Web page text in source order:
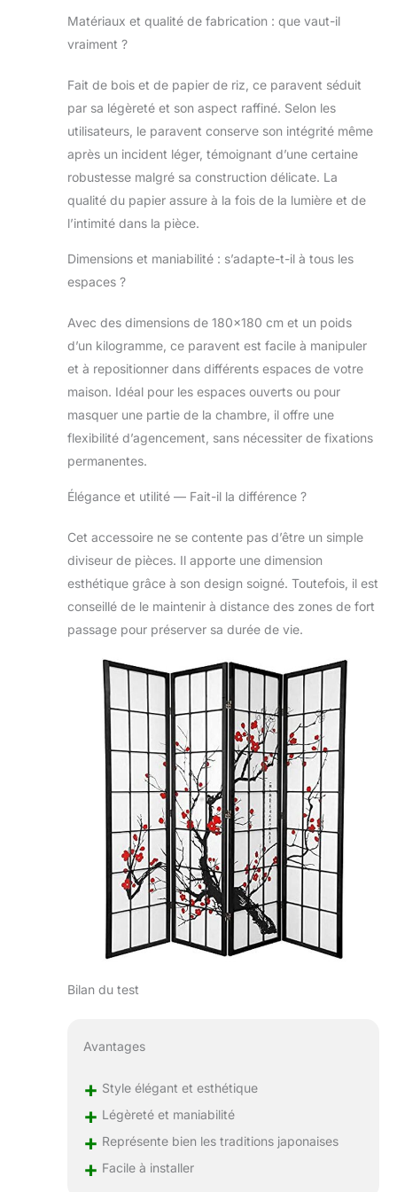
Matériaux et qualité de fabrication : que vaut-il
vraiment ?
Fait de bois et de papier de riz, ce paravent séduit
par sa légèreté et son aspect raffiné. Selon les
utilisateurs, le paravent conserve son intégrité même
après un incident léger, témoignant d’une certaine
robustesse malgré sa construction délicate. La
qualité du papier assure à la fois de la lumière et de
l’intimité dans la pièce.
Dimensions et maniabilité : s’adapte-t-il à tous les
espaces ?
Avec des dimensions de 180×180 cm et un poids
d’un kilogramme, ce paravent est facile à manipuler
et à repositionner dans différents espaces de votre
maison. Idéal pour les espaces ouverts ou pour
masquer une partie de la chambre, il offre une
flexibilité d’agencement, sans nécessiter de fixations
permanentes.
Élégance et utilité — Fait-il la différence ?
Cet accessoire ne se contente pas d’être un simple
diviseur de pièces. Il apporte une dimension
esthétique grâce à son design soigné. Toutefois, il est
conseillé de le maintenir à distance des zones de fort
passage pour préserver sa durée de vie.
Bilan du test
Avantages
+ Style élégant et esthétique
+ Légèreté et maniabilité
+ Représente bien les traditions japonaises
+ Facile à installer